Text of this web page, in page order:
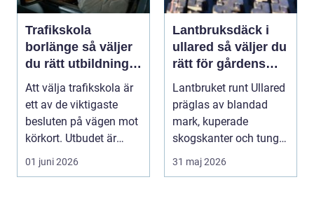
Trafikskola
borlänge så väljer
du rätt utbildning
mot körkort
Att välja trafikskola är
ett av de viktigaste
besluten på vägen mot
körkort. Utbudet är
stort, prise...
01 juni 2026
Lantbruksdäck i
ullared så väljer du
rätt för gårdens
behov
Lantbruket runt Ullared
präglas av blandad
mark, kuperade
skogskanter och tunga
arbetsmoment.
31 maj 2026